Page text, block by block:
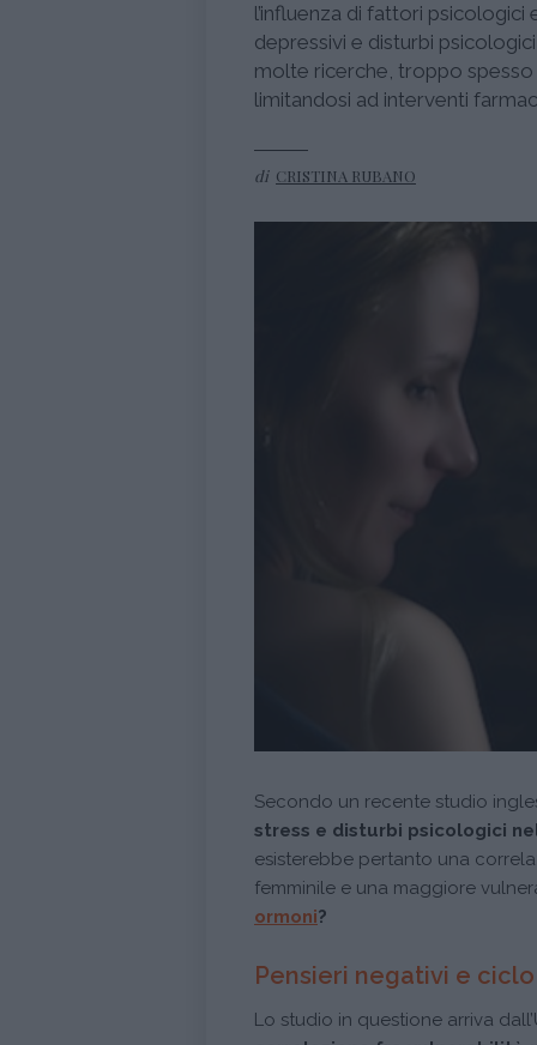
l’influenza di fattori psicologici
depressivi e disturbi
molte ricerche, troppo spesso
limitandosi ad interventi
di CRISTINA RUBANO
Secondo un recente studio
stress e disturbi psicologici
esisterebbe pertanto una
femminile e una maggiore
ormoni?
Pensieri negativi e
Lo studio in questione arriva